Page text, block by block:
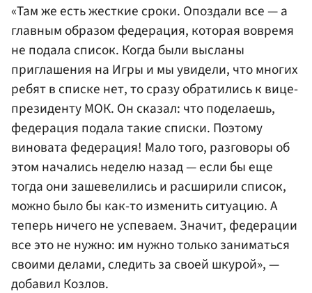
«Там же есть жесткие сроки. Опоздали все — а
главным образом федерация, которая вовремя
не подала список. Когда были высланы
приглашения на Игры и мы увидели, что многих
ребят в списке нет, то сразу обратились к вице-
президенту МОК. Он сказал: что поделаешь,
федерация подала такие списки. Поэтому
виновата федерация! Мало того, разговоры об
этом начались неделю назад — если бы еще
тогда они зашевелились и расширили список,
можно было бы как-то изменить ситуацию. А
теперь ничего не успеваем. Значит, федерации
все это не нужно: им нужно только заниматься
своими делами, следить за своей шкурой», —
добавил Козлов.